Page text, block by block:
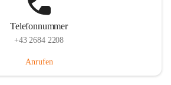
Telefonnummer
+43 2684 2208
Anrufen